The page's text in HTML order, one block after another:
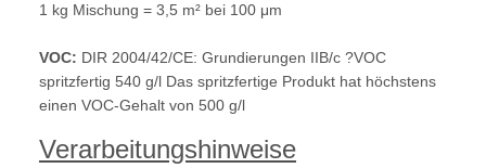
1 kg Mischung = 3,5 m² bei 100 μm
VOC: DIR 2004/42/CE: Grundierungen IIB/c ?VOC
spritzfertig 540 g/l Das spritzfertige Produkt hat höchstens
einen VOC-Gehalt von 500 g/l
Verarbeitungshinweise